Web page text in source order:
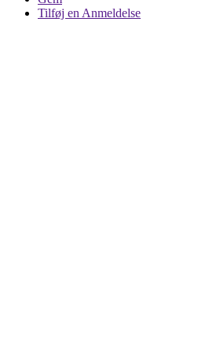
Tilføj en Anmeldelse